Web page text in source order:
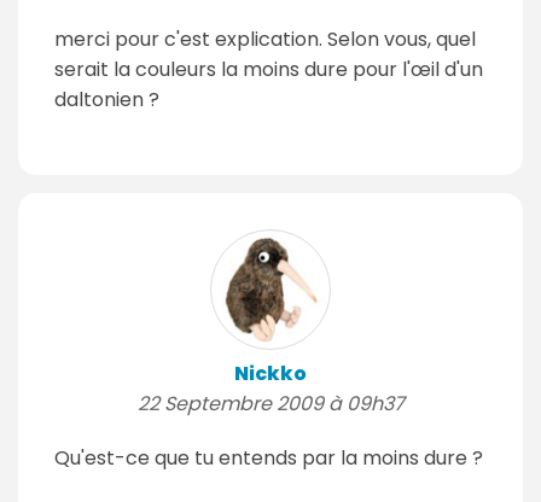
merci pour c'est explication. Selon vous, quel
serait la couleurs la moins dure pour l'œil d'un
daltonien ?
Nickko
22 Septembre 2009 à 09h37
Qu'est-ce que tu entends par la moins dure ?